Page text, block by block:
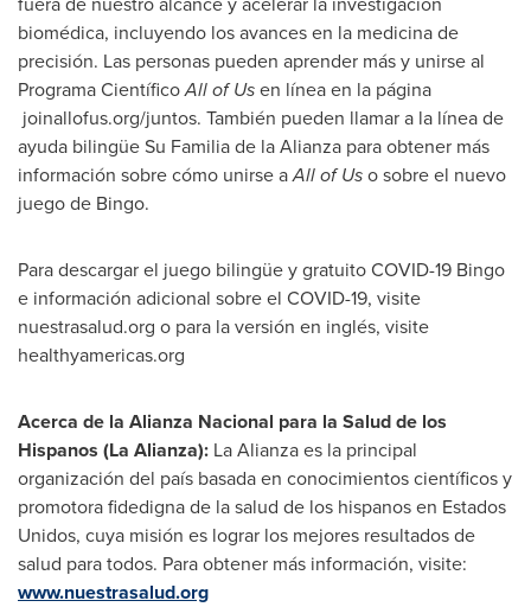
biomédica, incluyendo los avances en la medicina de
precisión. Las personas pueden aprender más y unirse al
Programa CientíficoAll of Usen línea en la página
joinallofus.org/juntos. También pueden llamar a la línea de
ayuda bilingüeSu Familia de la Alianza para obtener más
información sobre cómo unirse aAll of Uso sobre el nuevo
juego de Bingo.
Para descargar el juego bilingüe y gratuito COVID-19 Bingo
e información adicional sobre el COVID-19, visite
nuestrasalud.org o para la versión en inglés, visite
healthyamericas.org
Acerca de la Alianza Nacional para la Salud de los
Hispanos (La Alianza): La Alianza es la principal
organización del país basada en conocimientos científicos y
promotora fidedigna de la salud de los hispanos en Estados
Unidos, cuya misión es lograr los mejores resultados de
salud para todos. Para obtener más información, visite:
www.nuestrasalud.org